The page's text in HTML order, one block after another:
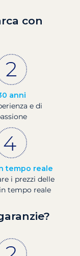
con
anni
e di
tempo reale
i prezzi delle
tempo reale